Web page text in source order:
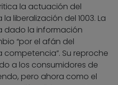
la actuación del
liberalización del 1003. La
dado la información
“por el afán del
Su reproche
a los consumidores de
pero ahora como el